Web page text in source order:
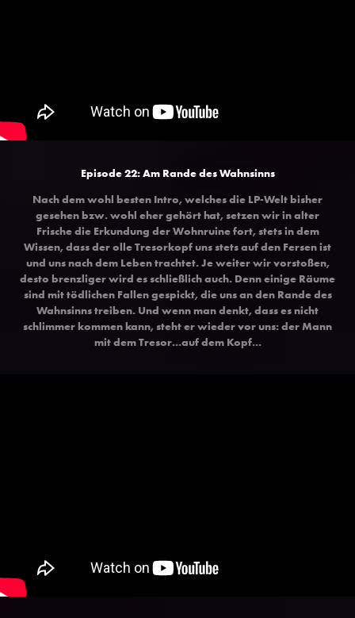
Episode 22: Am Rande des Wahnsinns
Nach dem wohl besten Intro, welches die LP-Welt bisher
gesehen bzw. wohl eher gehört hat, setzen wir in alter
Frische die Erkundung der Wohnruine fort, stets in dem
Wissen, dass der olle Tresorkopf uns stets auf den Fersen ist
und uns nach dem Leben trachtet. Je weiter wir vorstoßen,
desto brenzliger wird es schließlich auch. Denn einige Räume
sind mit tödlichen Fallen gespickt, die uns an den Rande des
Wahnsinns treiben. Und wenn man denkt, dass es nicht
schlimmer kommen kann, steht er wieder vor uns: der Mann
mit dem Tresor...auf dem Kopf...